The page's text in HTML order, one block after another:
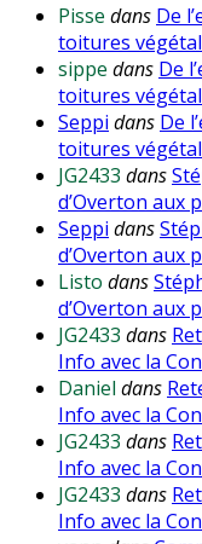
Pisse dans De
toitures
sippe dans De
toitures
Seppi dans De
toitures
JG2433 dans
d’Overton aux
Seppi dans
d’Overton aux
Listo dans
d’Overton aux
JG2433 dans
Info avec la
Daniel dans
Info avec la
JG2433 dans
Info avec la
JG2433 dans
Info avec la